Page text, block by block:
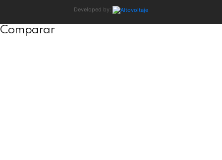
Developed by:
Comparar